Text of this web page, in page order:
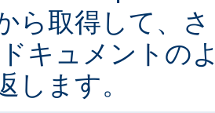
ら取得して、
キュメントの
します。